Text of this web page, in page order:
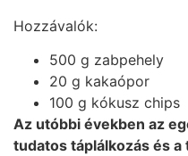
Hozzávalók:
500 g zabpehely
20 g kakaópor
100 g kókusz chips
Az utóbbi években az
tudatos táplálkozás és